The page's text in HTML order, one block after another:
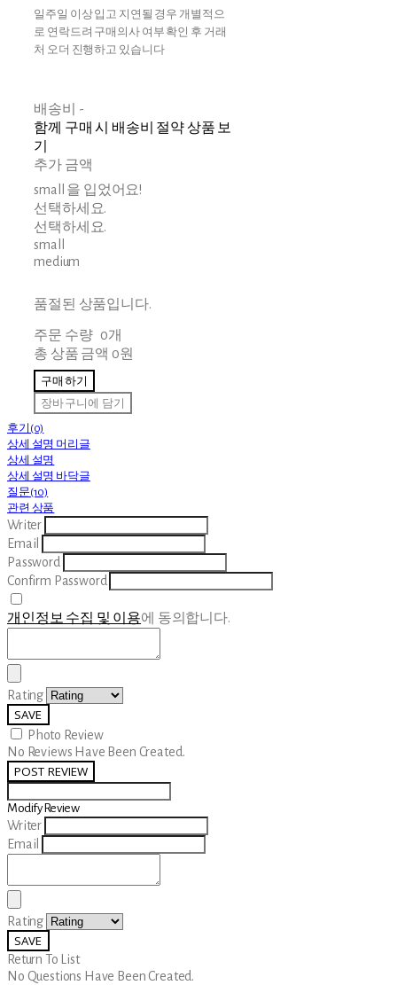
일주일 이상 입고 지연될 경우 개별적으
로 연락드려 구매의사 여부 확인 후 거래
처 오더 진행하고 있습니다
배송비 -
함께 구매 시 배송비 절약 상품 보
기
추가 금액
small 을 입었어요!
선택하세요.
선택하세요.
small
medium
품절된 상품입니다.
주문 수량 0개
총 상품 금액 0원
구매하기
장바구니에 담기
후기(0)
상세 설명 머리글
상세 설명
상세 설명 바닥글
질문(10)
관련 상품
Writer
Email
Password
Confirm Password
개인정보 수집 및 이용에 동의합니다.
Rating
SAVE
Photo Review
No Reviews Have Been Created.
POST REVIEW
Modify Review
Writer
Email
Rating
SAVE
Return To List
No Questions Have Been Created.